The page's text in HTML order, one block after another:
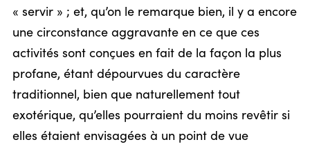
« servir » ; et, qu’on le remarque bien, il y a encore
une circonstance aggravante en ce que ces
activités sont conçues en fait de la façon la plus
profane, étant dépourvues du caractère
traditionnel, bien que naturellement tout
exotérique, qu’elles pourraient du moins revêtir si
elles étaient envisagées à un point de vue